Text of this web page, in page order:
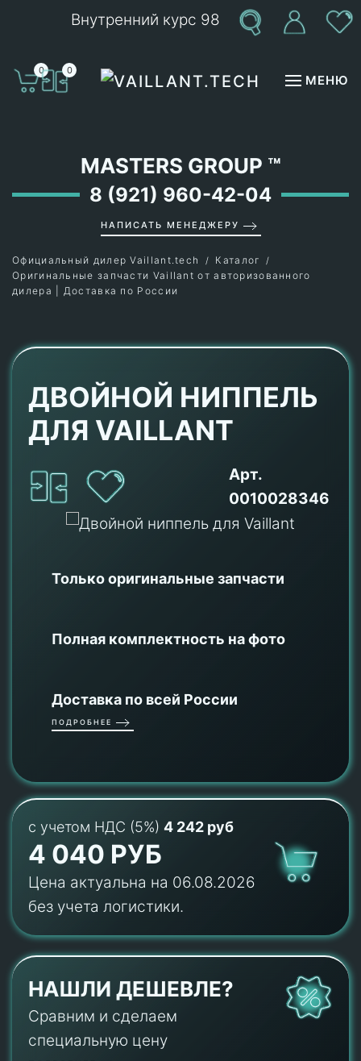
Внутренний курс 98
0 0
МЕНЮ
MASTERS GROUP ™
8 (921) 960-42-04
НАПИСАТЬ МЕНЕДЖЕРУ
Официальный дилер Vaillant.tech
Каталог
Оригинальные запчасти Vaillant от авторизованного
дилера | Доставка по России
ДВОЙНОЙ НИППЕЛЬ
ДЛЯ VAILLANT
Арт.
0010028346
Только оригинальные запчасти
Полная комплектность на фото
Доставка по всей России
ПОДРОБНЕЕ
с учетом НДС (5%) 4 242 руб
4 040 РУБ
Цена актуальна на 06.08.2026
без учета логистики.
НАШЛИ ДЕШЕВЛЕ?
Сравним и сделаем
специальную цену